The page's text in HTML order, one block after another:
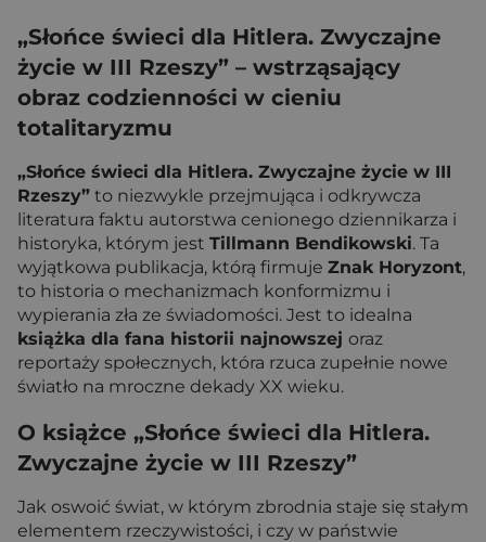
„Słońce świeci dla Hitlera. Zwyczajne
życie w III Rzeszy” – wstrząsający
obraz codzienności w cieniu
totalitaryzmu
„Słońce świeci dla Hitlera. Zwyczajne życie w III
Rzeszy” to niezwykle przejmująca i odkrywcza
literatura faktu autorstwa cenionego dziennikarza i
historyka, którym jest Tillmann Bendikowski. Ta
wyjątkowa publikacja, którą firmuje Znak Horyzont,
to historia o mechanizmach konformizmu i
wypierania zła ze świadomości. Jest to idealna
książka dla fana historii najnowszej oraz
reportaży społecznych, która rzuca zupełnie nowe
światło na mroczne dekady XX wieku.
O książce „Słońce świeci dla Hitlera.
Zwyczajne życie w III Rzeszy”
Jak oswoić świat, w którym zbrodnia staje się stałym
elementem rzeczywistości, i czy w państwie